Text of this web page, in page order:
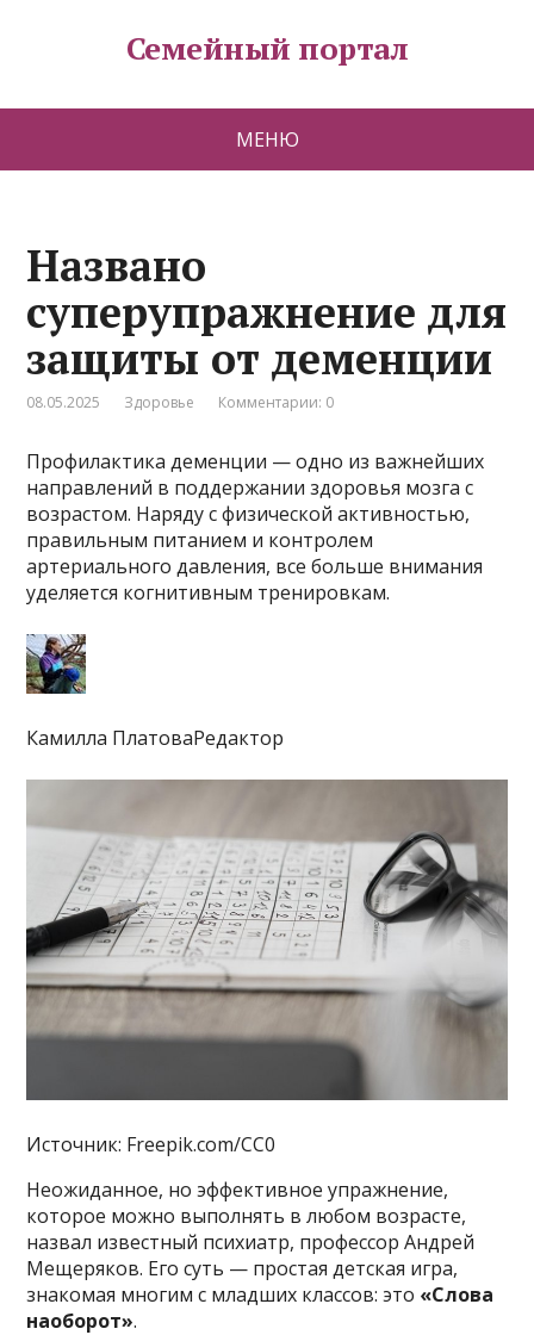
Семейный портал
МЕНЮ
Названо
суперупражнение для
защиты от деменции
08.05.2025 Здоровье Комментарии: 0
Профилактика деменции — одно из важнейших
направлений в поддержании здоровья мозга с
возрастом. Наряду с физической активностью,
правильным питанием и контролем
артериального давления, все больше внимания
уделяется когнитивным тренировкам.
Камилла ПлатоваРедактор
Источник: Freepik.com/CC0
Неожиданное, но эффективное упражнение,
которое можно выполнять в любом возрасте,
назвал известный психиатр, профессор Андрей
Мещеряков. Его суть — простая детская игра,
знакомая многим с младших классов: это «Слова
наоборот».